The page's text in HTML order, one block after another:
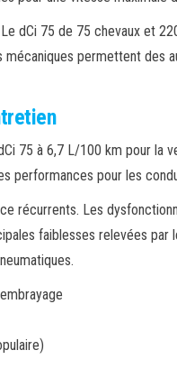
dCi 75 de 75 chevaux et
permettent des
75 à 6,7 L/100 km pour la
performances pour les
récurrents. Les
faiblesses relevées